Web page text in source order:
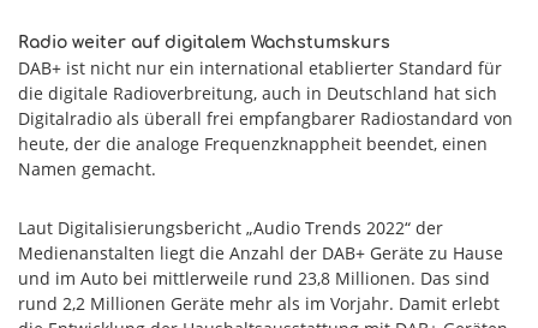
Radio weiter auf digitalem Wachstumskurs
DAB+ ist nicht nur ein international etablierter Standard für
die digitale Radioverbreitung, auch in Deutschland hat sich
Digitalradio als überall frei empfangbarer Radiostandard von
heute, der die analoge Frequenzknappheit beendet, einen
Namen gemacht.
Laut Digitalisierungsbericht „Audio Trends 2022“ der
Medienanstalten liegt die Anzahl der DAB+ Geräte zu Hause
und im Auto bei mittlerweile rund 23,8 Millionen. Das sind
rund 2,2 Millionen Geräte mehr als im Vorjahr. Damit erlebt